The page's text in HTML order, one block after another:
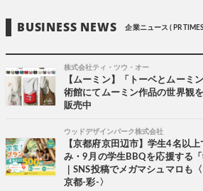
BUSINESS NEWS 企業ニュース ( PR
株式会社ティ・ツウ・オー
【ムーミン】「トーベとムーミ
術館にてムーミン作品の世界観
販売中
ウッドデザインパーク株式会社
【京都府京田辺市】学生4名以
み・9月の学生BBQを応援する
｜SNS投稿でメガマシュマロも
京都-彩-〉